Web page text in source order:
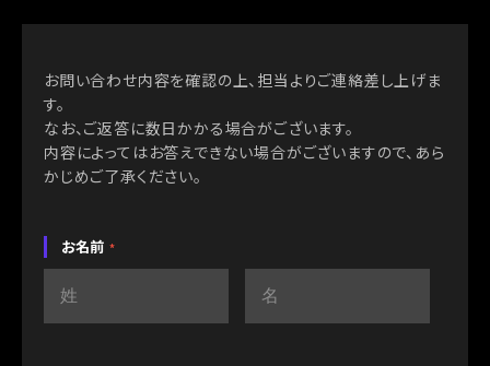
お問い合わせ内容を確認の上、担当よりご連絡差し上げま
す。
なお、ご返答に数日かかる場合がございます。
内容によってはお答えできない場合がございますので、あら
かじめご了承ください。
お名前 *